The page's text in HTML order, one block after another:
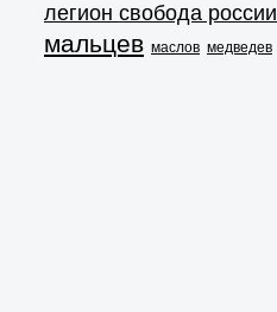
легион свобода россии
мальцев маслов медведев